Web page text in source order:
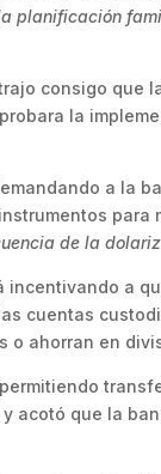
planificación
consigo que
la
a la
para
de la
incentivando a
cuentas
o ahorran en
acotó que la